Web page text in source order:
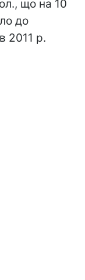
що на 10
до
2011 р.